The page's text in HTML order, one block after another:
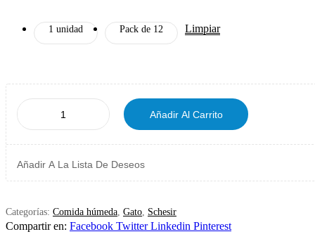
1 unidad Pack de 12 Limpiar
Añadir Al Carrito
Añadir A La Lista De Deseos
Categorías: Comida húmeda, Gato, Schesir
Compartir en: Facebook Twitter Linkedin Pinterest